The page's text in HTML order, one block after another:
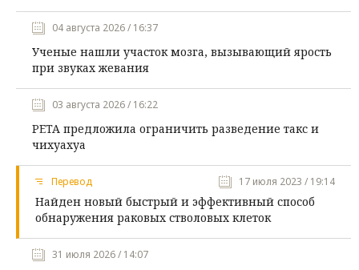
04 августа 2026 / 16:37
Ученые нашли участок мозга, вызывающий ярость
при звуках жевания
03 августа 2026 / 16:22
PETA предложила ограничить разведение такс и
чихуахуа
Перевод 17 июля 2023 / 19:14
Найден новый быстрый и эффективный способ
обнаружения раковых стволовых клеток
31 июля 2026 / 14:07